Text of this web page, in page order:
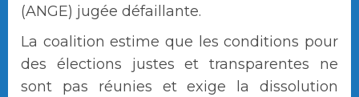
(ANGE) jugée défaillante.
La coalition estime que les conditions pour
des élections justes et transparentes ne
sont pas réunies et exige la dissolution